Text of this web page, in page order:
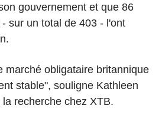
gouvernement et que 86
sur un total de 403 - l'ont
marché obligataire britannique
stable", souligne Kathleen
recherche chez XTB.